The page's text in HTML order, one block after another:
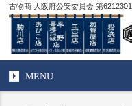
古物商 大阪府公安委員会 第
MENU